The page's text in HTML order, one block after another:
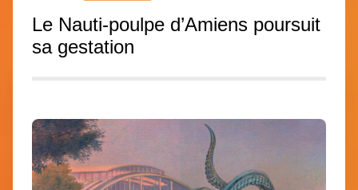
Le Nauti-poulpe d’Amiens poursuit
sa gestation